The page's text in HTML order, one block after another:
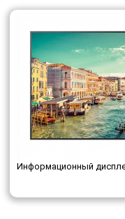
Информационный